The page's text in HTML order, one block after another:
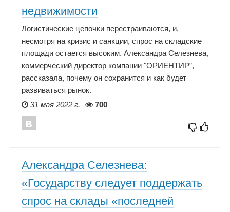
недвижимости
Логистические цепочки перестраиваются, и,
несмотря на кризис и санкции, спрос на складские
площади остается высоким. Александра Селезнева,
коммерческий директор компании "ОРИЕНТИР”,
рассказала, почему он сохранится и как будет
развиваться рынок.
31 мая 2022 г.
700
Александра Селезнева:
«Государству следует поддержать
спрос на склады «последней